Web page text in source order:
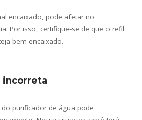
encaixado, pode afetar no
Por isso, certifique-se de que o refil
bem encaixado.
incorreta
purificador de água pode